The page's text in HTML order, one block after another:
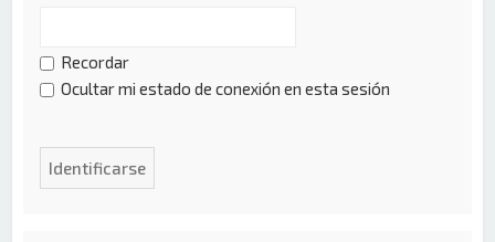
Recordar
Ocultar mi estado de conexión en esta sesión